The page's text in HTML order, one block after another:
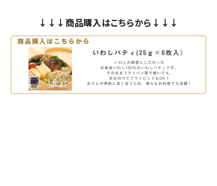
↓↓↓商品購入はこちらから↓↓↓